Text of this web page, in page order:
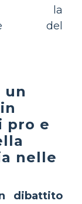
la
del
un
pro e
nelle
dibattito